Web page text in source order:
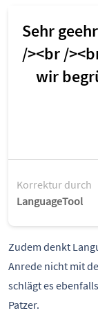
Korrektur durch
LanguageTool
Zudem denkt
Anrede nicht mit
schlägt es
Patzer.